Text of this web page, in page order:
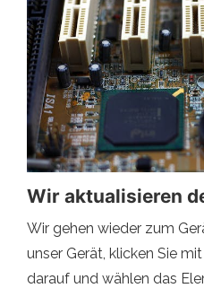
Wir aktualisieren
Wir gehen wieder zum
unser Gerät, klicken Sie
darauf und wählen das